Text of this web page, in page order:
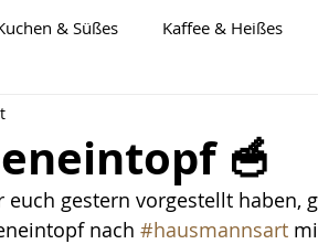
& Süßes Kaffee & Heißes
🥣
euch gestern vorgestellt haben,
nach #hausmannsart